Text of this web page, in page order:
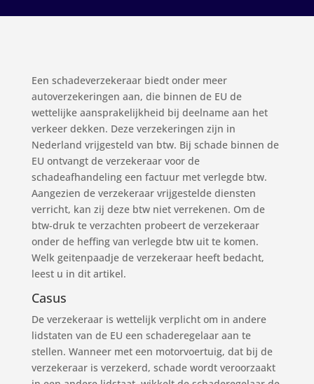
Een schadeverzekeraar biedt onder meer
autoverzekeringen aan, die binnen de EU de
wettelijke aansprakelijkheid bij deelname aan het
verkeer dekken. Deze verzekeringen zijn in
Nederland vrijgesteld van btw. Bij schade binnen de
EU ontvangt de verzekeraar voor de
schadeafhandeling een factuur met verlegde btw.
Aangezien de verzekeraar vrijgestelde diensten
verricht, kan zij deze btw niet verrekenen. Om de
btw-druk te verzachten probeert de verzekeraar
onder de heffing van verlegde btw uit te komen.
Welk geitenpaadje de verzekeraar heeft bedacht,
leest u in dit artikel.
Casus
De verzekeraar is wettelijk verplicht om in andere
lidstaten van de EU een schaderegelaar aan te
stellen. Wanneer met een motorvoertuig, dat bij de
verzekeraar is verzekerd, schade wordt veroorzaakt